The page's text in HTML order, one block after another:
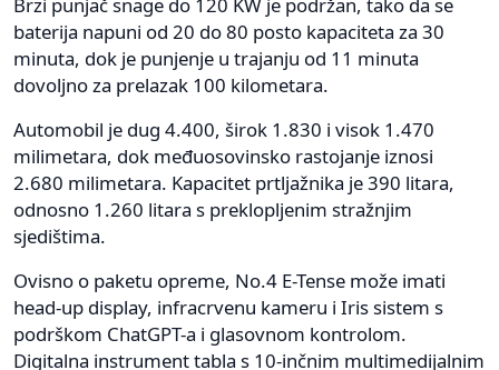
Brzi punjač snage do 120 KW je podržan, tako da se
baterija napuni od 20 do 80 posto kapaciteta za 30
minuta, dok je punjenje u trajanju od 11 minuta
dovoljno za prelazak 100 kilometara.
Automobil je dug 4.400, širok 1.830 i visok 1.470
milimetara, dok međuosovinsko rastojanje iznosi
2.680 milimetara. Kapacitet prtljažnika je 390 litara,
odnosno 1.260 litara s preklopljenim stražnjim
sjedištima.
Ovisno o paketu opreme, No.4 E-Tense može imati
head-up display, infracrvenu kameru i Iris sistem s
podrškom ChatGPT-a i glasovnom kontrolom.
Digitalna instrument tabla s 10-inčnim multimedijalnim